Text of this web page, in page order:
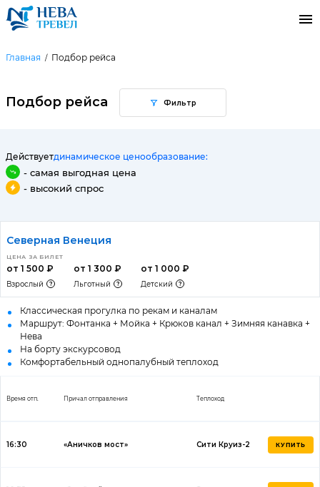
Главная Подбор рейса
Подбор рейса Фильтр
Действуетдинамическое ценообразование:
- самая выгодная цена
- высокий спрос
Северная Венеция
ЦЕНА ЗА БИЛЕТ
от 1 500 ₽
Взрослый
от 1 300 ₽
Льготный
от 1 000 ₽
Детский
Классическая прогулка по рекам и каналам
Маршрут: Фонтанка + Мойка + Крюков канал + Зимняя канавка +
Нева
На борту экскурсовод
Комфортабельный однопалубный теплоход
Время отп. Причал отправления Теплоход
16:30 «Аничков мост» Сити Круиз-2 КУПИТЬ